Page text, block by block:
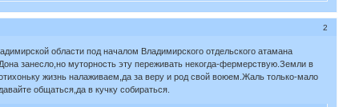
2
области под началом Владимирского отдельского атамана
занесло,но муторность эту переживать некогда-фермерствую.Земли в
жизнь налаживаем,да за веру и род свой воюем.Жаль только-мало
общаться,да в кучку собираться.